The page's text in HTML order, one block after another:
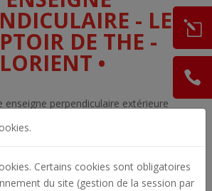
- LE
DE THE -
LORIENT •
enseigne perpendiculaire extérieure
Certains cookies sont obligatoires
du site (gestion de la session par